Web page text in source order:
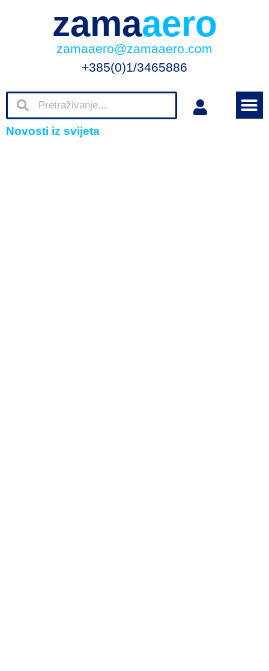
zamaaero
zamaaero@zamaaero.com
+385(0)1/3465886
Novosti iz svijeta